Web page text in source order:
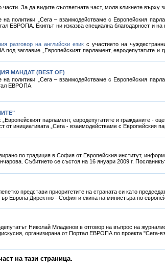
За да видите съответната част, моля кликнете върху
политики „Сега – взаимодействаме с Европейския
ЕВРОПА. Екипът ни изказва специална благодарност и на
разговор на английски език с участието на
заглавие „Европейският парламент, евродепутатите и
МАНДАТ (BEST OF)
политики „Сега – взаимодействаме с Европейския
ЕВРОПА.
парламент, евродепутатите и гражданите -
от инициативата „Сега - взаимодействаме с Европейския
по традиция в София от Европейския институт,
Събитието се състоя на 16 януари 2009 г.
представи приоритетите на страната си като
Европа Директно - София и екипа на министъра по
Николай Младенов в отговор на въпрос на
организирана от Портал ЕВРОПА по проекта "Сега-
на тази страница.